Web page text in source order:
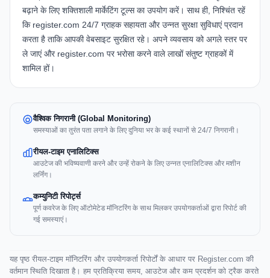
बढ़ाने के लिए शक्तिशाली मार्केटिंग टूल्स का उपयोग करें। साथ ही, निश्चिंत रहें
कि register.com 24/7 ग्राहक सहायता और उन्नत सुरक्षा सुविधाएं प्रदान
करता है ताकि आपकी वेबसाइट सुरक्षित रहे। अपने व्यवसाय को अगले स्तर पर
ले जाएं और register.com पर भरोसा करने वाले लाखों संतुष्ट ग्राहकों में
शामिल हों।
वैश्विक निगरानी (Global Monitoring)
समस्याओं का तुरंत पता लगाने के लिए दुनिया भर के कई स्थानों से 24/7 निगरानी।
रीयल-टाइम एनालिटिक्स
आउटेज की भविष्यवाणी करने और उन्हें रोकने के लिए उन्नत एनालिटिक्स और मशीन
लर्निंग।
कम्युनिटी रिपोर्ट्स
पूर्ण कवरेज के लिए ऑटोमेटेड मॉनिटरिंग के साथ मिलकर उपयोगकर्ताओं द्वारा रिपोर्ट की
गई समस्याएं।
यह पृष्ठ रीयल-टाइम मॉनिटरिंग और उपयोगकर्ता रिपोर्टों के आधार पर Register.com की
वर्तमान स्थिति दिखाता है। हम प्रतिक्रिया समय, आउटेज और कम प्रदर्शन को ट्रैक करते